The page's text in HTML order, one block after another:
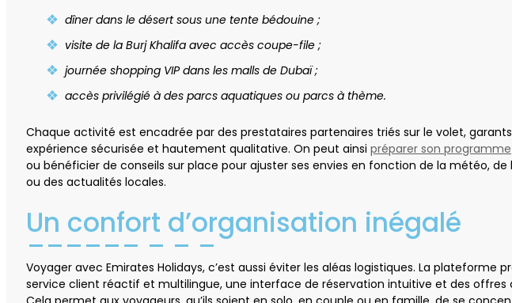
dîner dans le désert sous une tente bédouine ;
visite de la Burj Khalifa avec accès coupe-file ;
journée shopping VIP dans les malls de Dubaï ;
accès privilégié à des parcs aquatiques ou parcs à thème.
Chaque activité est encadrée par des prestataires partenaires triés sur le volet, garants
expérience sécurisée et hautement qualitative. On peut ainsi préparer son programme
ou bénéficier de conseils sur place pour ajuster ses envies en fonction de la météo, de
ou des actualités locales.
Un confort d’organisation inégalé
Voyager avec Emirates Holidays, c’est aussi éviter les aléas logistiques. La plateforme
service client réactif et multilingue, une interface de réservation intuitive et des offres